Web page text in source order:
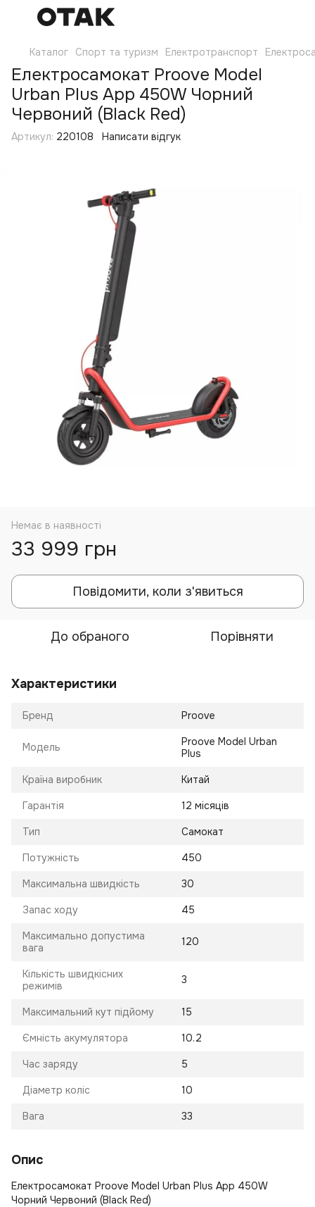
Каталог Спорт та туризм Електротранспорт
Електросамокат Proove Model
Urban Plus App 450W Чорний
Червоний (Black Red)
Артикул: 220108 Написати відгук
Немає в наявності
33 999 грн
Повідомити, коли з'явиться
До обраного Порівняти
Характеристики
Бренд Proove
Модель
Proove Model Urban
Plus
Країна виробник Китай
Гарантія 12 місяців
Тип Самокат
Потужність 450
Максимальна швидкість 30
Запас ходу 45
Максимально допустима
вага
120
Кількість швидкісних
режимів
3
Максимальний кут підйому 15
Ємність акумулятора 10.2
Час заряду 5
Діаметр коліс 10
Вага 33
Опис
Електросамокат Proove Model Urban Plus App 450W
Чорний Червоний (Black Red)